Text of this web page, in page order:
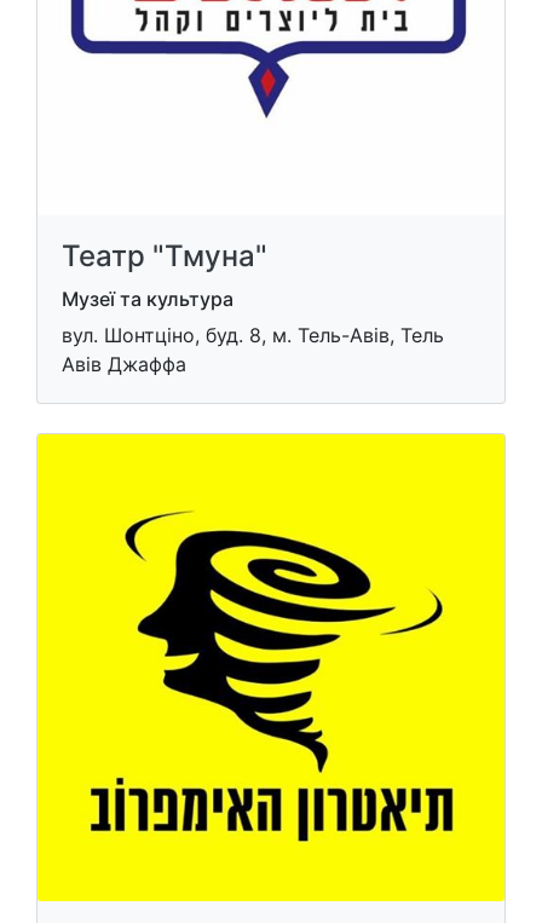
Театр "Тмуна"
Музеї та культура
вул. Шонтціно, буд. 8, м. Тель-Авів, Тель
Авів Джаффа